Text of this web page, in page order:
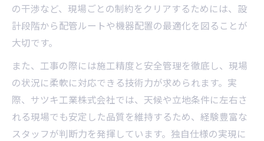
の干渉など、現場ごとの制約をクリアするためには、設
計段階から配管ルートや機器配置の最適化を図ることが
大切です。
また、工事の際には施工精度と安全管理を徹底し、現場
の状況に柔軟に対応できる技術力が求められます。実
際、サツキ工業株式会社では、天候や立地条件に左右さ
れる現場でも安定した品質を維持するため、経験豊富な
スタッフが判断力を発揮しています。独自仕様の実現に